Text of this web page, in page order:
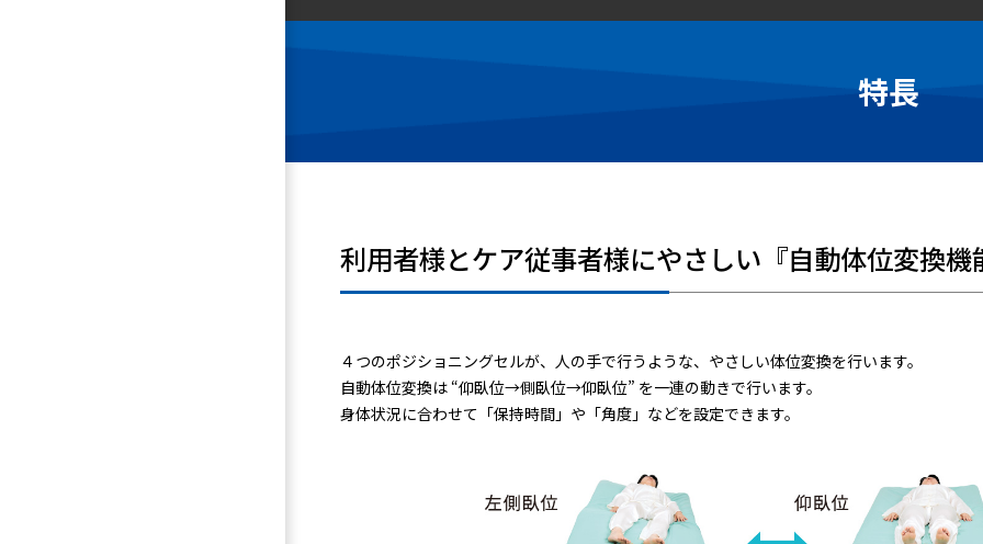
特長
利用者様とケア従事者様にやさしい『自動体位変換機
４つのポジショニングセルが、人の手で行うような、やさしい体位変換を行います。
自動体位変換は “仰臥位→側臥位→仰臥位” を一連の動きで行います。
身体状況に合わせて「保持時間」や「角度」などを設定できます。